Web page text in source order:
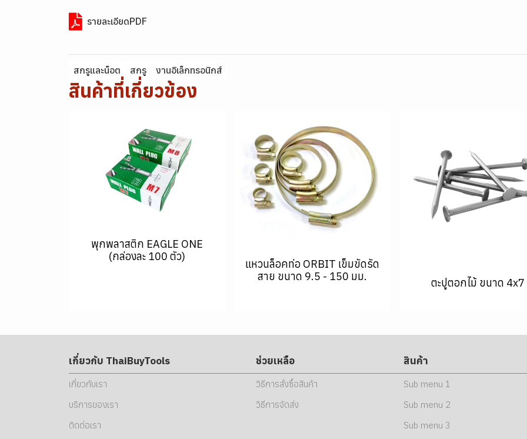
รายละเอียดPDF
สกรูและน็อต สกรู งานอิเล็กทรอนิกส์
สินค้าที่เกี่ยวข้อง
พุกพลาสติก EAGLE ONE
(กล่องละ 100 ตัว)
แหวนล็อคท่อ ORBIT เข็มขัดรัด
สาย ขนาด 9.5 - 150 มม.
ตะปูตอกไม้ ขนาด 4x7
เกี่ยวกับ ThaiBuyTools
เกี่ยวกับเรา
บริการของเรา
ติดต่อเรา
ช่วยเหลือ
วิธีการสั่งซื้อสินค้า
วิธีการจัดส่ง
สินค้า
Sub menu 1
Sub menu 2
Sub menu 3